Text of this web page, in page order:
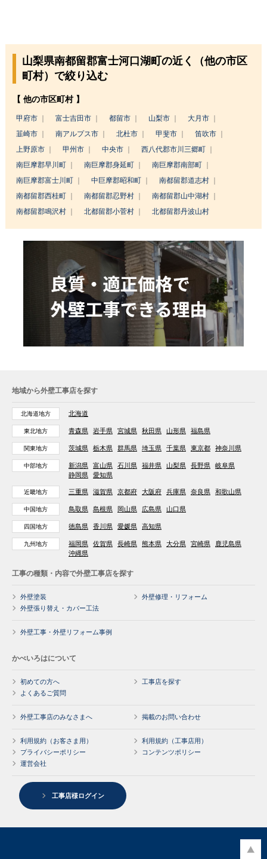
山梨県南都留郡富士河口湖町の近く（他の市区
町村）で絞り込む
【 他の市区町村 】
甲府市 富士吉田市 都留市 山梨市
大月市
韮崎市
南アルプス市 北杜市 甲斐市
笛吹市
上野原市
甲州市 中央市
西八代郡市川三郷町
南巨摩郡早川町
南巨摩郡身延町
南巨摩郡南部町
南巨摩郡富士川町
中巨摩郡昭和町
南都留郡道志村
南都留郡西桂町
南都留郡忍野村
南都留郡山中湖村
南都留郡鳴沢村
北都留郡小菅村 北都留郡丹波山村
地域から外壁工事店を探す
北海道地方 北海道
東北地方 青森県 岩手県 宮城県 秋田県 山形県 福島県
関東地方 茨城県 栃木県 群馬県 埼玉県 千葉県 東京都 神奈川県
中部地方 新潟県 富山県 石川県 福井県 山梨県 長野県
岐阜県
静岡県
愛知県
近畿地方 三重県 滋賀県 京都府 大阪府 兵庫県 奈良県 和歌山県
中国地方 鳥取県 島根県 岡山県 広島県 山口県
四国地方 徳島県 香川県 愛媛県 高知県
九州地方 福岡県 佐賀県 長崎県 熊本県 大分県 宮崎県
鹿児島県
沖縄県
工事の種類・内容で外壁工事店を探す
外壁塗装
外壁修理・リフォーム
外壁張り替え・カバー工法
外壁工事・外壁リフォーム事例
かべいろはについて
初めての方へ
工事店を探す
よくあるご質問
外壁工事店のみなさまへ 掲載のお問い合わせ
利用規約（お客さま用）
利用規約（工事店用）
プライバシーポリシー
コンテンツポリシー
運営会社
工事店様ログイン